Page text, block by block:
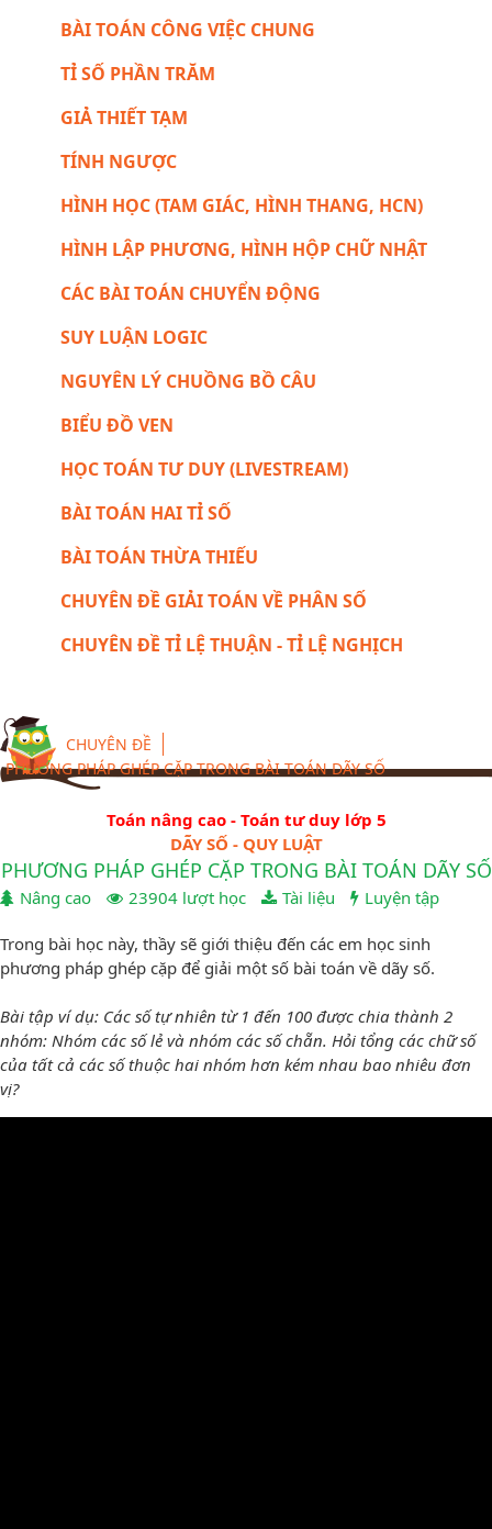
BÀI TOÁN CÔNG VIỆC CHUNG
TỈ SỐ PHẦN TRĂM
GIẢ THIẾT TẠM
TÍNH NGƯỢC
HÌNH HỌC (TAM GIÁC, HÌNH THANG, HCN)
HÌNH LẬP PHƯƠNG, HÌNH HỘP CHỮ NHẬT
CÁC BÀI TOÁN CHUYỂN ĐỘNG
SUY LUẬN LOGIC
NGUYÊN LÝ CHUỒNG BỒ CÂU
BIỂU ĐỒ VEN
HỌC TOÁN TƯ DUY (LIVESTREAM)
BÀI TOÁN HAI TỈ SỐ
BÀI TOÁN THỪA THIẾU
CHUYÊN ĐỀ GIẢI TOÁN VỀ PHÂN SỐ
CHUYÊN ĐỀ TỈ LỆ THUẬN - TỈ LỆ NGHỊCH
CHUYÊN ĐỀ
PHƯƠNG PHÁP GHÉP CẶP TRONG BÀI TOÁN DÃY SỐ
Toán nâng cao - Toán tư duy lớp 5
DÃY SỐ - QUY LUẬT
PHƯƠNG PHÁP GHÉP CẶP TRONG BÀI TOÁN DÃY SỐ
Nâng cao 23904 lượt học Tài liệu Luyện tập
Trong bài học này, thầy sẽ giới thiệu đến các em học sinh
phương pháp ghép cặp để giải một số bài toán về dãy số.
Bài tập ví dụ: Các số tự nhiên từ 1 đến 100 được chia thành 2
nhóm: Nhóm các số lẻ và nhóm các số chẵn. Hỏi tổng các chữ số
của tất cả các số thuộc hai nhóm hơn kém nhau bao nhiêu đơn
vị?